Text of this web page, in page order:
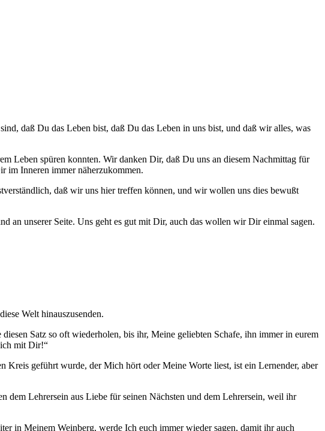
daß Du das Leben bist, daß Du das Leben in uns bist, und daß wir alles, was
Leben spüren konnten. Wir danken Dir, daß Du uns an diesem Nachmittag für
im Inneren immer näherzukommen.
daß wir uns hier treffen können, und wir wollen uns dies bewußt
an unserer Seite. Uns geht es gut mit Dir, auch das wollen wir Dir einmal sagen.
Welt hinauszusenden.
Satz so oft wiederholen, bis ihr, Meine geliebten Schafe, ihn immer in eurem
mit Dir!“
Kreis geführt wurde, der Mich hört oder Meine Worte liest, ist ein Lernender, aber
Lehrersein aus Liebe für seinen Nächsten und dem Lehrersein, weil ihr
in Meinem Weinberg, werde Ich euch immer wieder sagen, damit ihr auch